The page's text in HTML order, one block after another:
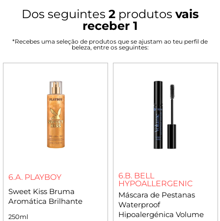
Dos seguintes 2produtos vais
receber 1
*Recebes uma seleção de produtos que se ajustam ao teu perfil de
beleza, entre os seguintes:
6.A. PLAYBOY
Sweet Kiss Bruma
Aromática Brilhante
250ml
6.B. BELL
HYPOALLERGENIC
Máscara de Pestanas
Waterproof
Hipoalergénica Volume